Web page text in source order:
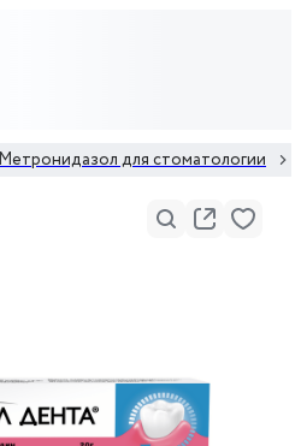
Метронидазол для стоматологии